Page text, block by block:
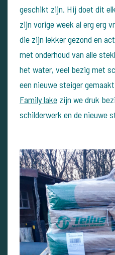
geschikt zijn. Hij doet dit
zijn vorige week al erg erg
die zijn lekker gezond en
met onderhoud van alle
het water, veel bezig met
een nieuwe steiger
Family lake zijn we druk
schilderwerk en de nieuwe